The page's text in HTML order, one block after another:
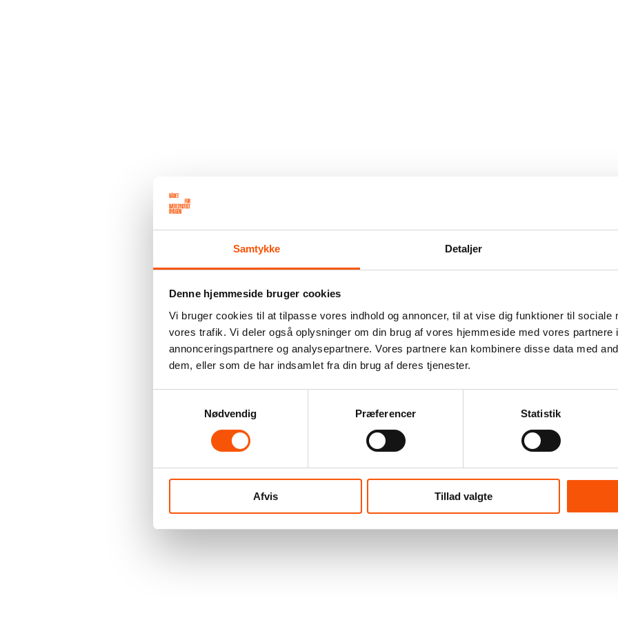
Samtykke Detaljer
Denne hjemmeside bruger cookies
Vi bruger cookies til at tilpasse vores indhold og annoncer, til at vise dig funktioner til sociale
vores trafik. Vi deler også oplysninger om din brug af vores hjemmeside med vores partnere
annonceringspartnere og analysepartnere. Vores partnere kan kombinere disse data med
dem, eller som de har indsamlet fra din brug af deres tjenester.
Nødvendig
Præferencer Statistik
Afvis Tillad valgte